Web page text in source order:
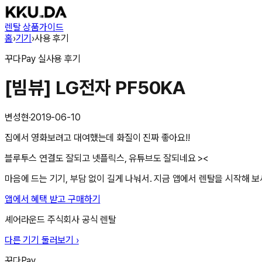
렌탈 상품가이드
홈›기기›사용 후기
꾸다Pay 실사용 후기
[빔뷰] LG전자 PF50KA
변성현·2019-06-10
집에서 영화보려고 대여했는데 화질이 진짜 좋아요!!
블루투스 연결도 잘되고 넷플릭스, 유튜브도 잘되네요 ><
마음에 드는 기기, 부담 없이 길게 나눠서. 지금 앱에서 렌탈을 시작해 보
앱에서 혜택 받고 구매하기
셰어라운드 주식회사 공식 렌탈
다른 기기 둘러보기 ›